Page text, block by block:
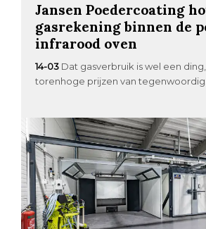
Jansen Poedercoating
gasrekening binnen de
infrarood oven
14-03 Dat gasverbruik is wel een
torenhoge prijzen van